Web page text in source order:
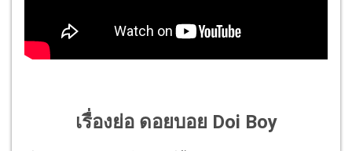
เรื่องย่อ ดอยบอย Doi Boy